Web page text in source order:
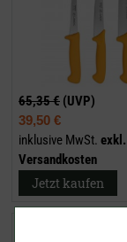
65,35 € (UVP)
39,50 €
inklusive MwSt. exkl.
Versandkosten
Jetzt kaufen